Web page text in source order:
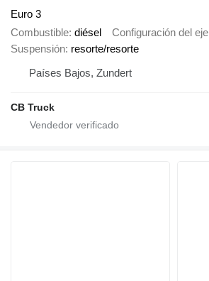
Euro 3
Combustible diésel Configuración del eje
Suspensión resorte/resorte
Países Bajos, Zundert
CB Truck